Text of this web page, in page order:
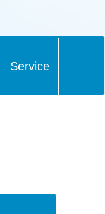
Service